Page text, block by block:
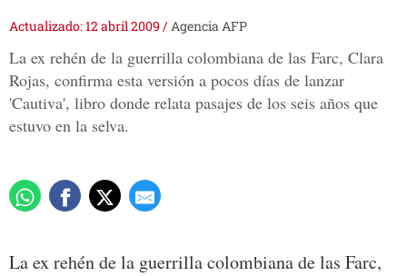
Actualizado: 12 abril 2009 /Agencia AFP
La ex rehén de la guerrilla colombiana de las Farc, Clara
Rojas, confirma esta versión a pocos días de lanzar
'Cautiva', libro donde relata pasajes de los seis años que
estuvo en la selva.
La ex rehén de la guerrilla colombiana de las Farc,